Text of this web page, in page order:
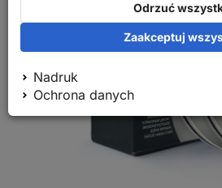
Odrzuć
Zaakceptuj
Nadruk
Ochrona danych